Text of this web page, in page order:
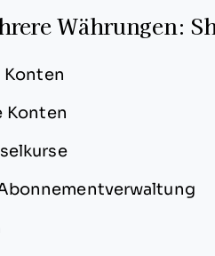
Währungen:
Konten